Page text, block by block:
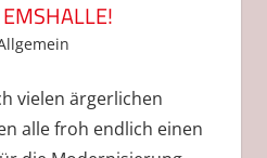
Hackethal
vielen ärgerlichen
alle froh endlich einen